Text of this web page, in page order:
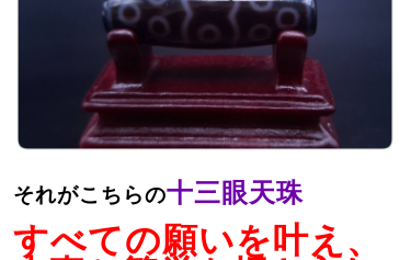
それがこちらの十三眼天珠
すべての願いを叶え、